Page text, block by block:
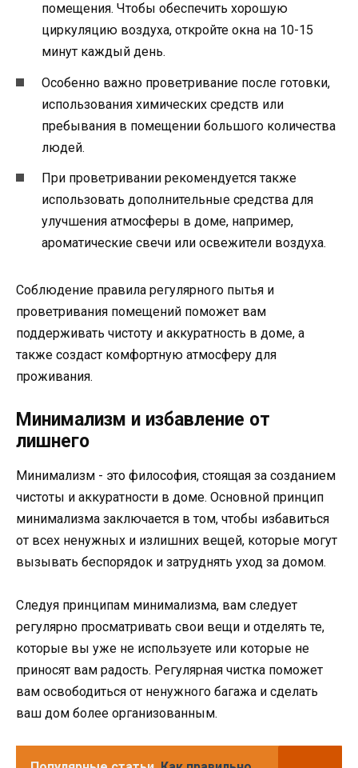
помещения. Чтобы обеспечить хорошую
циркуляцию воздуха, откройте окна на 10-15
минут каждый день.
Особенно важно проветривание после готовки,
использования химических средств или
пребывания в помещении большого количества
людей.
При проветривании рекомендуется также
использовать дополнительные средства для
улучшения атмосферы в доме, например,
ароматические свечи или освежители воздуха.
Соблюдение правила регулярного пытья и
проветривания помещений поможет вам
поддерживать чистоту и аккуратность в доме, а
также создаст комфортную атмосферу для
проживания.
Минимализм и избавление от
лишнего
Минимализм - это философия, стоящая за созданием
чистоты и аккуратности в доме. Основной принцип
минимализма заключается в том, чтобы избавиться
от всех ненужных и излишних вещей, которые могут
вызывать беспорядок и затруднять уход за домом.
Следуя принципам минимализма, вам следует
регулярно просматривать свои вещи и отделять те,
которые вы уже не используете или которые не
приносят вам радость. Регулярная чистка поможет
вам освободиться от ненужного багажа и сделать
ваш дом более организованным.